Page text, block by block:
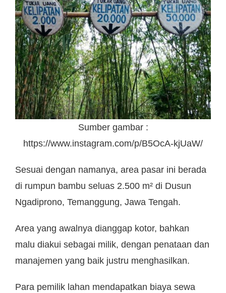
Sumber gambar :
https://www.instagram.com/p/B5OcA-kjUaW/
Sesuai dengan namanya, area pasar ini berada
di rumpun bambu seluas 2.500 m² di Dusun
Ngadiprono, Temanggung, Jawa Tengah.
Area yang awalnya dianggap kotor, bahkan
malu diakui sebagai milik, dengan penataan dan
manajemen yang baik justru menghasilkan.
Para pemilik lahan mendapatkan biaya sewa